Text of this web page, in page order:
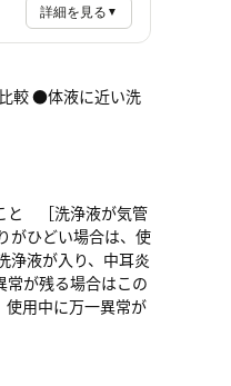
詳細を見る ▼
較 ●体液に近い洗
と ［洗浄液が気管
がひどい場合は、使
浄液が入り、中耳炎
常が残る場合はこの
使用中に万一異常が